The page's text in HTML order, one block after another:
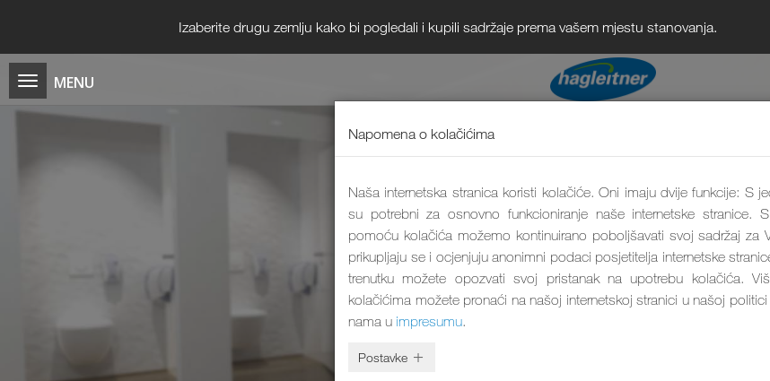
Izaberite drugu zemlju kako bi pogledali i kupili sadržaje prema vašem mjestu stanovanja.
Napomena o kolačićima
Naša internetska stranica koristi kolačiće. Oni imaju dvije funkcije: S
su potrebni za osnovno funkcioniranje naše internetske stranice.
pomoću kolačića možemo kontinuirano poboljšavati svoj sadržaj za
prikupljaju se i ocjenjuju anonimni podaci posjetitelja internetske
trenutku možete opozvati svoj pristanak na upotrebu kolačića.
kolačićima možete pronaći na našoj internetskoj stranici u našoj politici
nama u impresumu.
Postavke